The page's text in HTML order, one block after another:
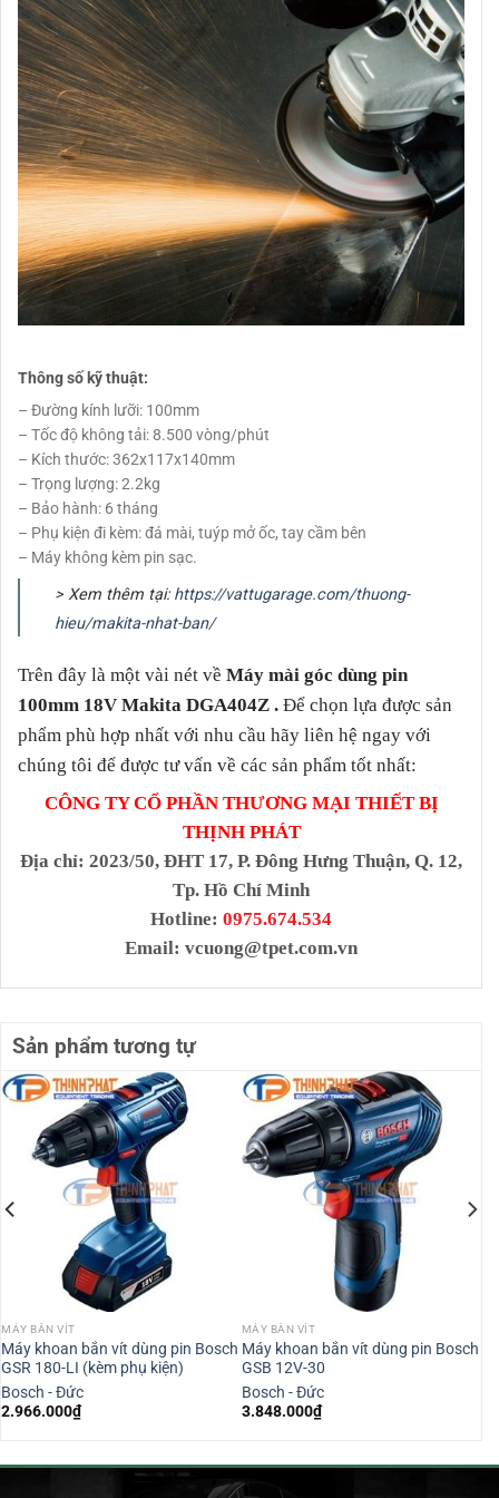
Thông số kỹ thuật:
– Đường kính lưỡi: 100mm
– Tốc độ không tải: 8.500 vòng/phút
– Kích thước: 362x117x140mm
– Trọng lượng: 2.2kg
– Bảo hành: 6 tháng
– Phụ kiện đi kèm: đá mài, tuýp mở ốc, tay cầm bên
– Máy không kèm pin sạc.
> Xem thêm tại:https://vattugarage.com/thuong-
hieu/makita-nhat-ban/
Trên đây là một vài nét về Máy mài góc dùng pin
100mm 18V Makita DGA404Z . Để chọn lựa được sản
phẩm phù hợp nhất với nhu cầu hãy liên hệ ngay với
chúng tôi để được tư vấn về các sản phẩm tốt nhất:
CÔNG TY CỔ PHẦN THƯƠNG MẠI THIẾT BỊ
THỊNH PHÁT
Địa chỉ: 2023/50, ĐHT 17, P. Đông Hưng Thuận, Q. 12,
Tp. Hồ Chí Minh
Hotline: 0975.674.534
Email: vcuong@tpet.com.vn
Sản phẩm tương tự
MÁY BẮN VÍT
Máy khoan bắn vít dùng pin Bosch
GSR 180-LI (kèm phụ kiện)
Bosch - Đức
2.966.000₫
MÁY BẮN VÍT
Máy khoan bắn vít dùng pin Bosch
GSB 12V-30
Bosch - Đức
3.848.000₫